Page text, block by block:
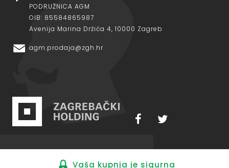
PODRUŽNICA AGM
OIB: 85584865987
Avenija Marina Držića 4, 10000 Zagreb
agm.prodaja@zgh.hr
Vaša kupnja je sigurna